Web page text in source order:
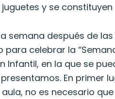
y se
semana después de
para celebrar la
Infantil, en la que se
En primer
no es necesario